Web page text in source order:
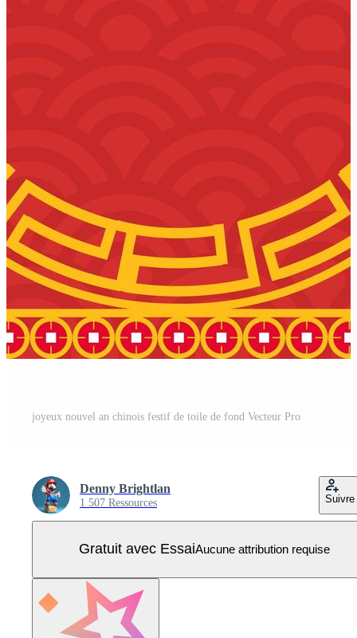
joyeux nouvel an chinois festif de toile de fond Vecteur Pro
Denny Brightlan
1 507 Ressources Suivre
Gratuit avec EssaiAucune attribution requise